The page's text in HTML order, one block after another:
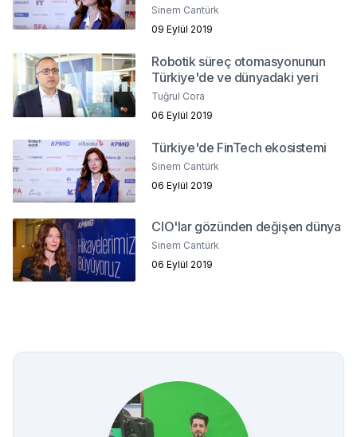
Sinem Cantürk
09 Eylül 2019
Robotik süreç otomasyonunun
Türkiye'de ve dünyadaki yeri
Tuğrul Cora
06 Eylül 2019
Türkiye'de FinTech ekosistemi
Sinem Cantürk
06 Eylül 2019
CIO'lar gözünden değişen dünya
Sinem Cantürk
06 Eylül 2019